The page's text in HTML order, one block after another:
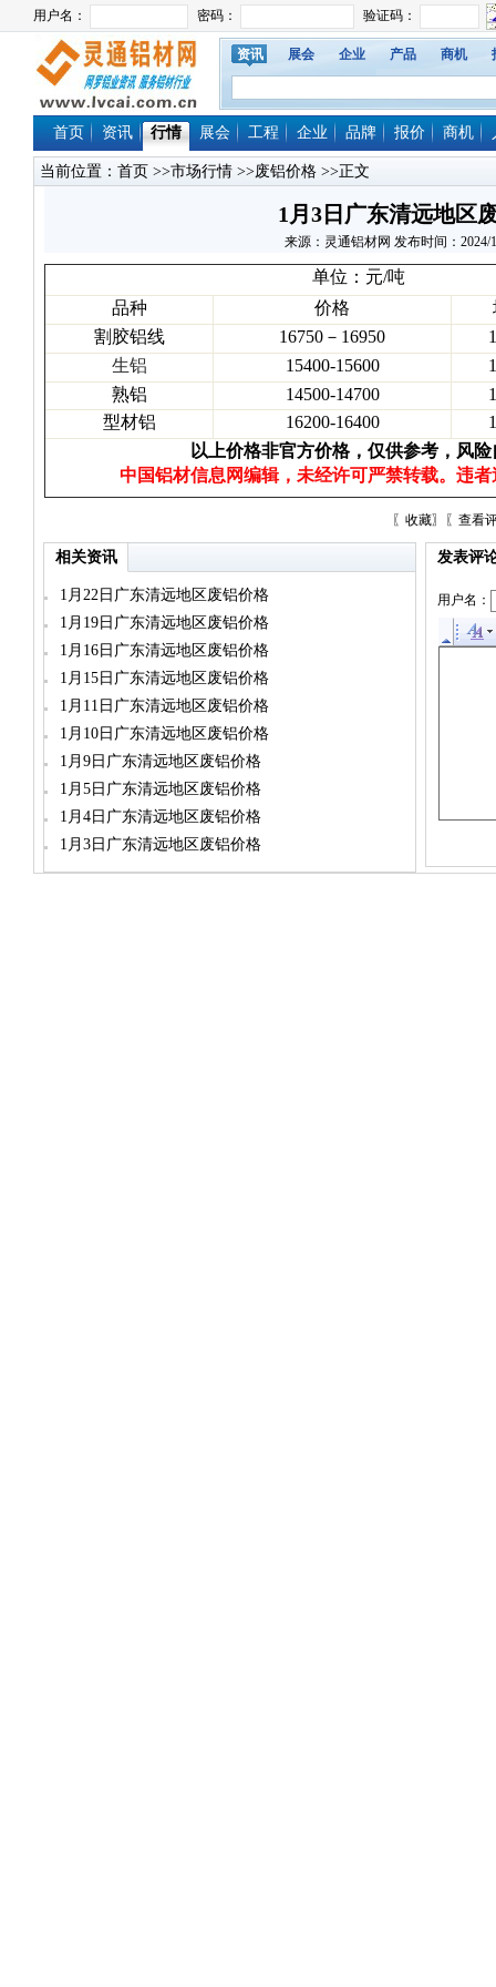
资讯 展会 企业 产品 商机
首页 资讯 行情 展会 工程 企业 品牌 报价 商机
当前位置： 首页 >>市场行情 >>废铝价格 >>正文
1月3日广东清远地区
来源：灵通铝材网 发布时间：2024/
单位：元/吨
品种
价格
割胶铝线
16750－16950
生铝
15400-15600
熟铝
14500-14700
型材铝
16200-16400
以上价格非官方价格，仅供参考，风险
中国铝材信息网编辑，未经许可严禁转载。违
〖 收藏〗〖 查看
相关资讯
1月22日广东清远地区废铝价格
1月19日广东清远地区废铝价格
1月16日广东清远地区废铝价格
1月15日广东清远地区废铝价格
1月11日广东清远地区废铝价格
1月10日广东清远地区废铝价格
1月9日广东清远地区废铝价格
1月5日广东清远地区废铝价格
1月4日广东清远地区废铝价格
1月3日广东清远地区废铝价格
发表评
用户名：